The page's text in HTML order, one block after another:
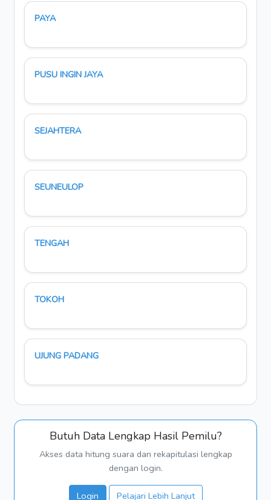
PAYA
PUSU INGIN JAYA
SEJAHTERA
SEUNEULOP
TENGAH
TOKOH
UJUNG PADANG
Butuh Data Lengkap Hasil Pemilu?
Akses data hitung suara dan rekapitulasi lengkap
dengan login.
Login Pelajari Lebih Lanjut